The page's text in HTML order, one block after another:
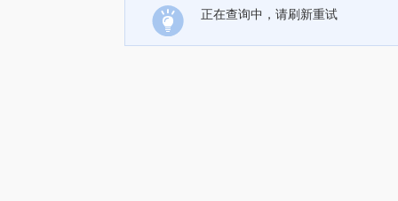
正在查询中，请刷新重试